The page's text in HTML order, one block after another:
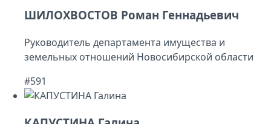
ШИЛОХВОСТОВ Роман Геннадьевич
Руководитель департамента имущества и
земельных отношений Новосибирской области
#591